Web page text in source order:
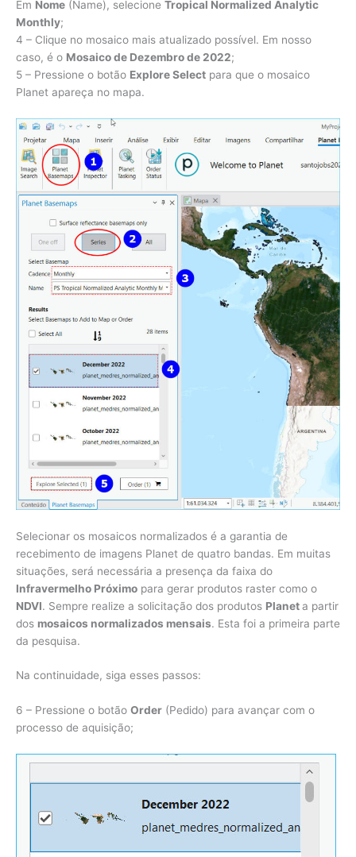
Em Nome (Name), selecione Tropical Normalized Analytic
Monthly;
4 – Clique no mosaico mais atualizado possível. Em nosso
caso, é o Mosaico de Dezembro de 2022;
5 – Pressione o botão Explore Select para que o mosaico
Planet apareça no mapa.
Selecionar os mosaicos normalizados é a garantia de
recebimento de imagens Planet de quatro bandas. Em muitas
situações, será necessária a presença da faixa do
Infravermelho Próximo para gerar produtos raster como o
NDVI. Sempre realize a solicitação dos produtos Planeta partir
dos mosaicos normalizados mensais. Esta foi a primeira parte
da pesquisa.
Na continuidade, siga esses passos:
6 – Pressione o botão Order (Pedido) para avançar com o
processo de aquisição;